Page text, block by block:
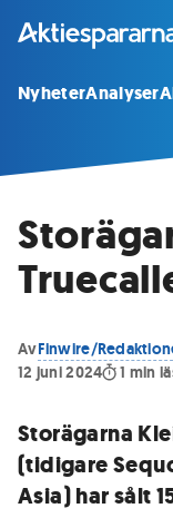
NyheterAnalyser
AvFinwire/
12 juni 2024
1 min
Storägarna
(tidigare
Asia) har sålt